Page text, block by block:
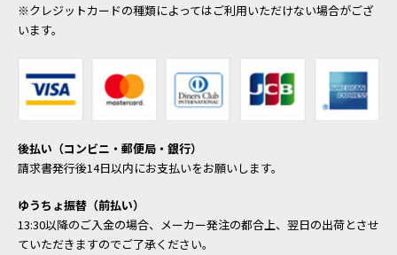
※クレジットカードの種類によってはご利用いただけない場合がござ
います。
後払い（コンビニ・郵便局・銀行）
請求書発行後14日以内にお支払いをお願いします。
ゆうちょ振替（前払い）
13:30以降のご入金の場合、メーカー発注の都合上、翌日の出荷とさせ
ていただきますのでご了承ください。